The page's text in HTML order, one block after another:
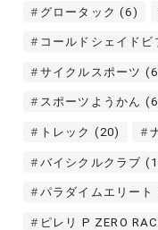
グロータック (6)
コールドシェイドビ
サイクルスポーツ
スポーツようかん
トレック (20)
バイシクルクラブ
パラダイムエリート
ピレリ P ZERO